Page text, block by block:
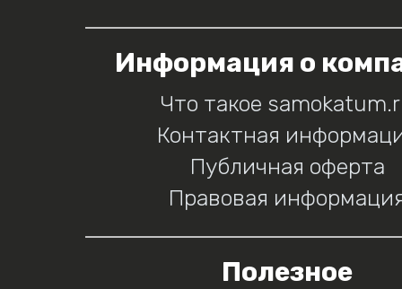
Информация о
Что такое
Контактная
Публичная оферта
Правовая
Полезное